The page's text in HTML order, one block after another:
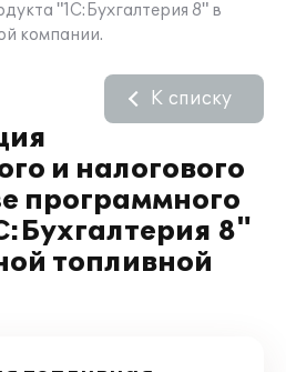
"1С:Бухгалтерия 8" в
компании.
и налогового
программного
8"
топливной
К списку